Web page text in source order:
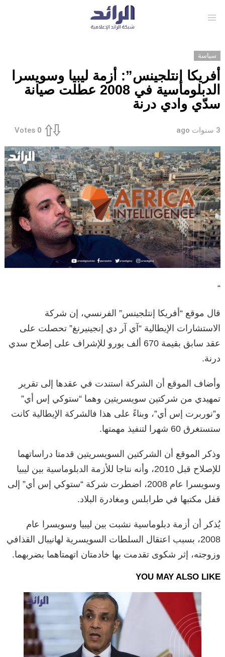
سياسة
أفريكا إنتلجينس”: أزمة ليبيا وسويسرا
الدبلوماسية في 2008 عطلت صيانة
سدّي وادي درنة
3 سنوات ago 0
Votes
“
قال موقع “أفريكا إنتلجينس” الفرنسي، إن شركة
الاستشارات الإيطالية “آي آر دي إنجينيرنغ” تحصلت على
عقد سابق بقيمة 670 ألف يورو للإشراف على إصلاح سدي
درنة.
وأضاف الموقع أن الشركة استندت في عقدها إلى تقرير
تمهيدي من شركتين سويسريتين وهما “ستوكي إس أي”
و”نوربرت إس أي”، وبناءً على هذا فالشركة الإيطالية كانت
ستستغرق 60 شهرا لتنفيذ مهمتها.
وذكر الموقع أن الشركتين السويسريتين قدمتا دراساتهما
للإصلاح قبل 2010، وأنه نتاجا للأزمة الدبلوماسية بين ليبيا
وسويسرا عام 2008، اضطرت شركة “ستوكي إس أي” إلى
قفل مكتبها في طرابلس ومغادرة البلاد.
يُذكر أن أزمة دبلوماسية نشبت بين ليبيا وسويسرا عام
2008، بسبب اعتقال السلطات السويسرية لهانيبال القذافي
وزوجته، إثر شكوى تقدمت بها خادمتان اتهمتاهما بضربهما.
YOU MAY ALSO LIKE